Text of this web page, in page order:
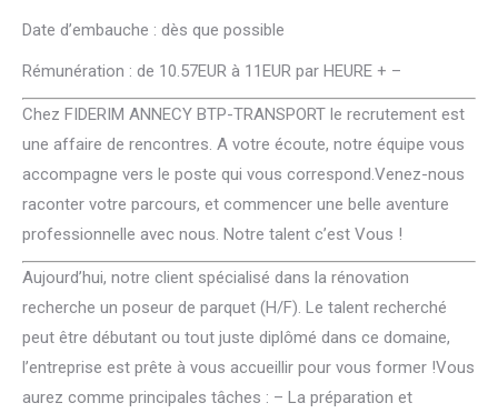
Date d’embauche : dès que possible
Rémunération : de 10.57EUR à 11EUR par HEURE + –
Chez FIDERIM ANNECY BTP-TRANSPORT le recrutement est
une affaire de rencontres. A votre écoute, notre équipe vous
accompagne vers le poste qui vous correspond.Venez-nous
raconter votre parcours, et commencer une belle aventure
professionnelle avec nous. Notre talent c’est Vous !
Aujourd’hui, notre client spécialisé dans la rénovation
recherche un poseur de parquet (H/F). Le talent recherché
peut être débutant ou tout juste diplômé dans ce domaine,
l’entreprise est prête à vous accueillir pour vous former !Vous
aurez comme principales tâches : – La préparation et